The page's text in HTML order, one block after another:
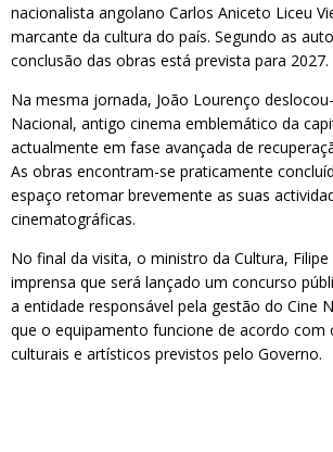
nacionalista angolano Carlos Aniceto Liceu
marcante da cultura do país. Segundo as
conclusão das obras está prevista para 2027.
Na mesma jornada, João Lourenço
Nacional, antigo cinema emblemático da
actualmente em fase avançada de
As obras encontram-se praticamente
espaço retomar brevemente as suas
cinematográficas.
No final da visita, o ministro da Cultura,
imprensa que será lançado um concurso
a entidade responsável pela gestão do Cine
que o equipamento funcione de acordo com
culturais e artísticos previstos pelo Governo.